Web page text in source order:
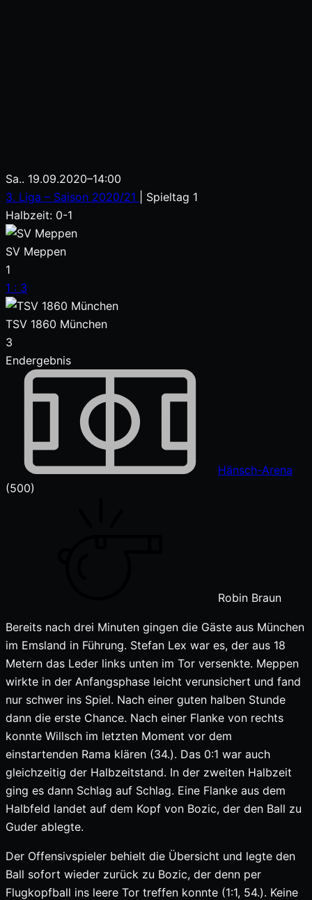
Sa.. 19.09.2020–14:00
3. Liga – Saison 2020/21
| Spieltag 1
Halbzeit: 0-1
SV Meppen
1
1 : 3
TSV 1860 München
3
Endergebnis
Hänsch-Arena
(500)
Robin Braun
Bereits nach drei Minuten gingen die Gäste aus München
im Emsland in Führung. Stefan Lex war es, der aus 18
Metern das Leder links unten im Tor versenkte. Meppen
wirkte in der Anfangsphase leicht verunsichert und fand
nur schwer ins Spiel. Nach einer guten halben Stunde
dann die erste Chance. Nach einer Flanke von rechts
konnte Willsch im letzten Moment vor dem
einstartenden Rama klären (34.). Das 0:1 war auch
gleichzeitig der Halbzeitstand. In der zweiten Halbzeit
ging es dann Schlag auf Schlag. Eine Flanke aus dem
Halbfeld landet auf dem Kopf von Bozic, der den Ball zu
Guder ablegte.
Der Offensivspieler behielt die Übersicht und legte den
Ball sofort wieder zurück zu Bozic, der denn per
Flugkopfball ins leere Tor treffen konnte (1:1, 54.). Keine